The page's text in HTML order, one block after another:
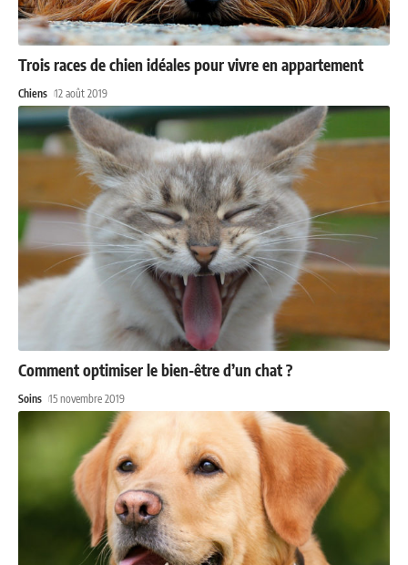
Trois races de chien idéales pour vivre en appartement
Chiens 12 août 2019
Comment optimiser le bien-être d’un chat ?
Soins 15 novembre 2019